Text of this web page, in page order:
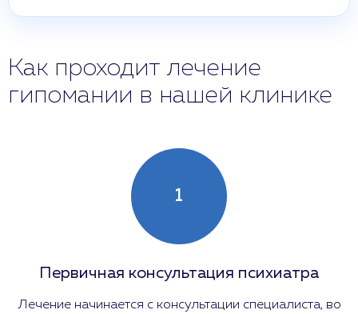
Как проходит лечение
гипомании в нашей клинике
1
Первичная консультация психиатра
Лечение начинается с консультации специалиста, во